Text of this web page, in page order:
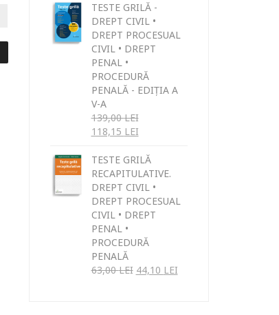
TESTE GRILĂ -
DREPT CIVIL •
DREPT PROCESUAL
CIVIL • DREPT
PENAL •
PROCEDURĂ
PENALĂ - EDIȚIA A
V-A
139,00LEI
118,15 LEI
TESTE GRILĂ
RECAPITULATIVE.
DREPT CIVIL •
DREPT PROCESUAL
CIVIL • DREPT
PENAL •
PROCEDURĂ
PENALĂ
63,00LEI 44,10 LEI